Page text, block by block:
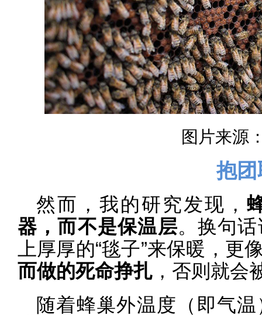
图片来源
抱
然而，我的研究发现，
器，而不是保温层。换句
上厚厚的“毯子”来保暖，更
而做的死命挣扎 ，否则就会
随着蜂巢外温度（即气